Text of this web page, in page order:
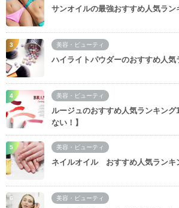
サンオイルの最強おすすめ人気ラン
美容・ビューティ
ハイライトパウダーのおすすめ人気
美容・ビューティ
ルージュのおすすめ人気ランキング
ない！】
美容・ビューティ
ネイルオイル おすすめ人気ランキ
美容・ビューティ